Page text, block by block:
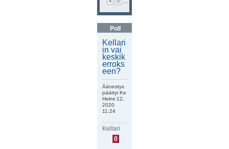
Poll
Kellari
in vai
keskik
erroks
een?
Äänestys
päättyi Ke
Helmi 12,
2020
11:24
Kellari
0